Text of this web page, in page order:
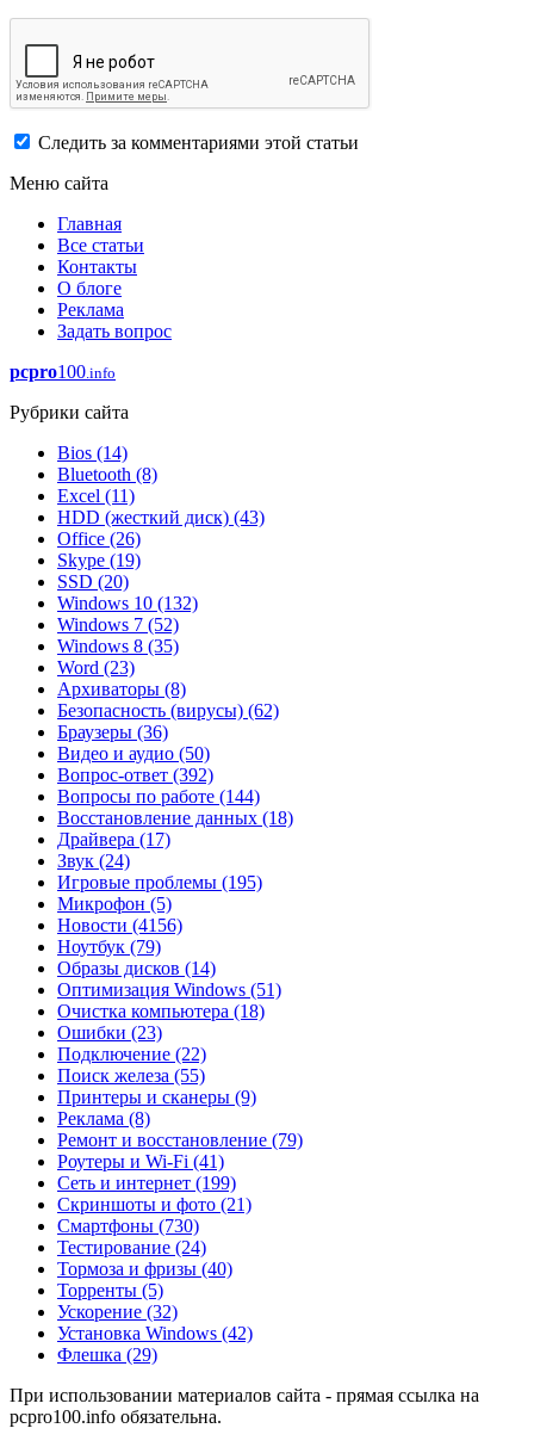
Следить за комментариями этой статьи
Меню сайта
Главная
Все статьи
Контакты
О блоге
Реклама
Задать вопрос
pcpro100.info
Рубрики сайта
Bios (14)
Bluetooth (8)
Excel (11)
HDD (жесткий диск) (43)
Office (26)
Skype (19)
SSD (20)
Windows 10 (132)
Windows 7 (52)
Windows 8 (35)
Word (23)
Архиваторы (8)
Безопасность (вирусы) (62)
Браузеры (36)
Видео и аудио (50)
Вопрос-ответ (392)
Вопросы по работе (144)
Восстановление данных (18)
Драйвера (17)
Звук (24)
Игровые проблемы (195)
Микрофон (5)
Новости (4156)
Ноутбук (79)
Образы дисков (14)
Оптимизация Windows (51)
Очистка компьютера (18)
Ошибки (23)
Подключение (22)
Поиск железа (55)
Принтеры и сканеры (9)
Реклама (8)
Ремонт и восстановление (79)
Роутеры и Wi-Fi (41)
Сеть и интернет (199)
Скриншоты и фото (21)
Смартфоны (730)
Тестирование (24)
Тормоза и фризы (40)
Торренты (5)
Ускорение (32)
Установка Windows (42)
Флешка (29)
При использовании материалов сайта - прямая ссылка на
pcpro100.info обязательна.